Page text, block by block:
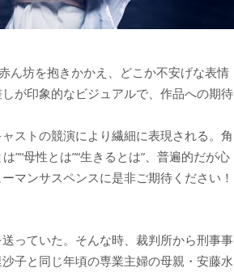
ん坊を抱きかかえ、どこか不安げな表情
が印象的なビジュアルで、作品への期待
ストの競演により繊細に表現される。角
母性とは”“生きるとは”、普遍的だが心
マンサスペンスに是非ご期待ください！
っていた。そんな時、裁判所から刑事事
子と同じ年頃の専業主婦の母親・安藤水